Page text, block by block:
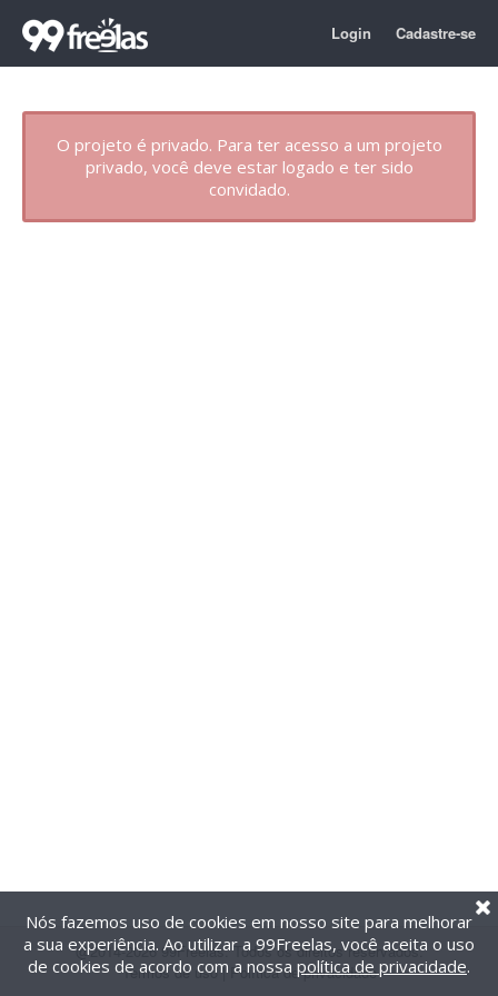
Login Cadastre-se
O projeto é privado. Para ter acesso a um projeto
privado, você deve estar logado e ter sido
convidado.
@2014-2026 99Freelas. Todos os direitos reservados.
Termos de uso| Política de privacidade
Nós fazemos uso de cookies em nosso site para melhorar
a sua experiência. Ao utilizar a 99Freelas, você aceita o uso
de cookies de acordo com a nossa política de privacidade.